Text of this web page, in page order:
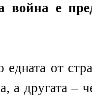
война е
едната от
а другата –